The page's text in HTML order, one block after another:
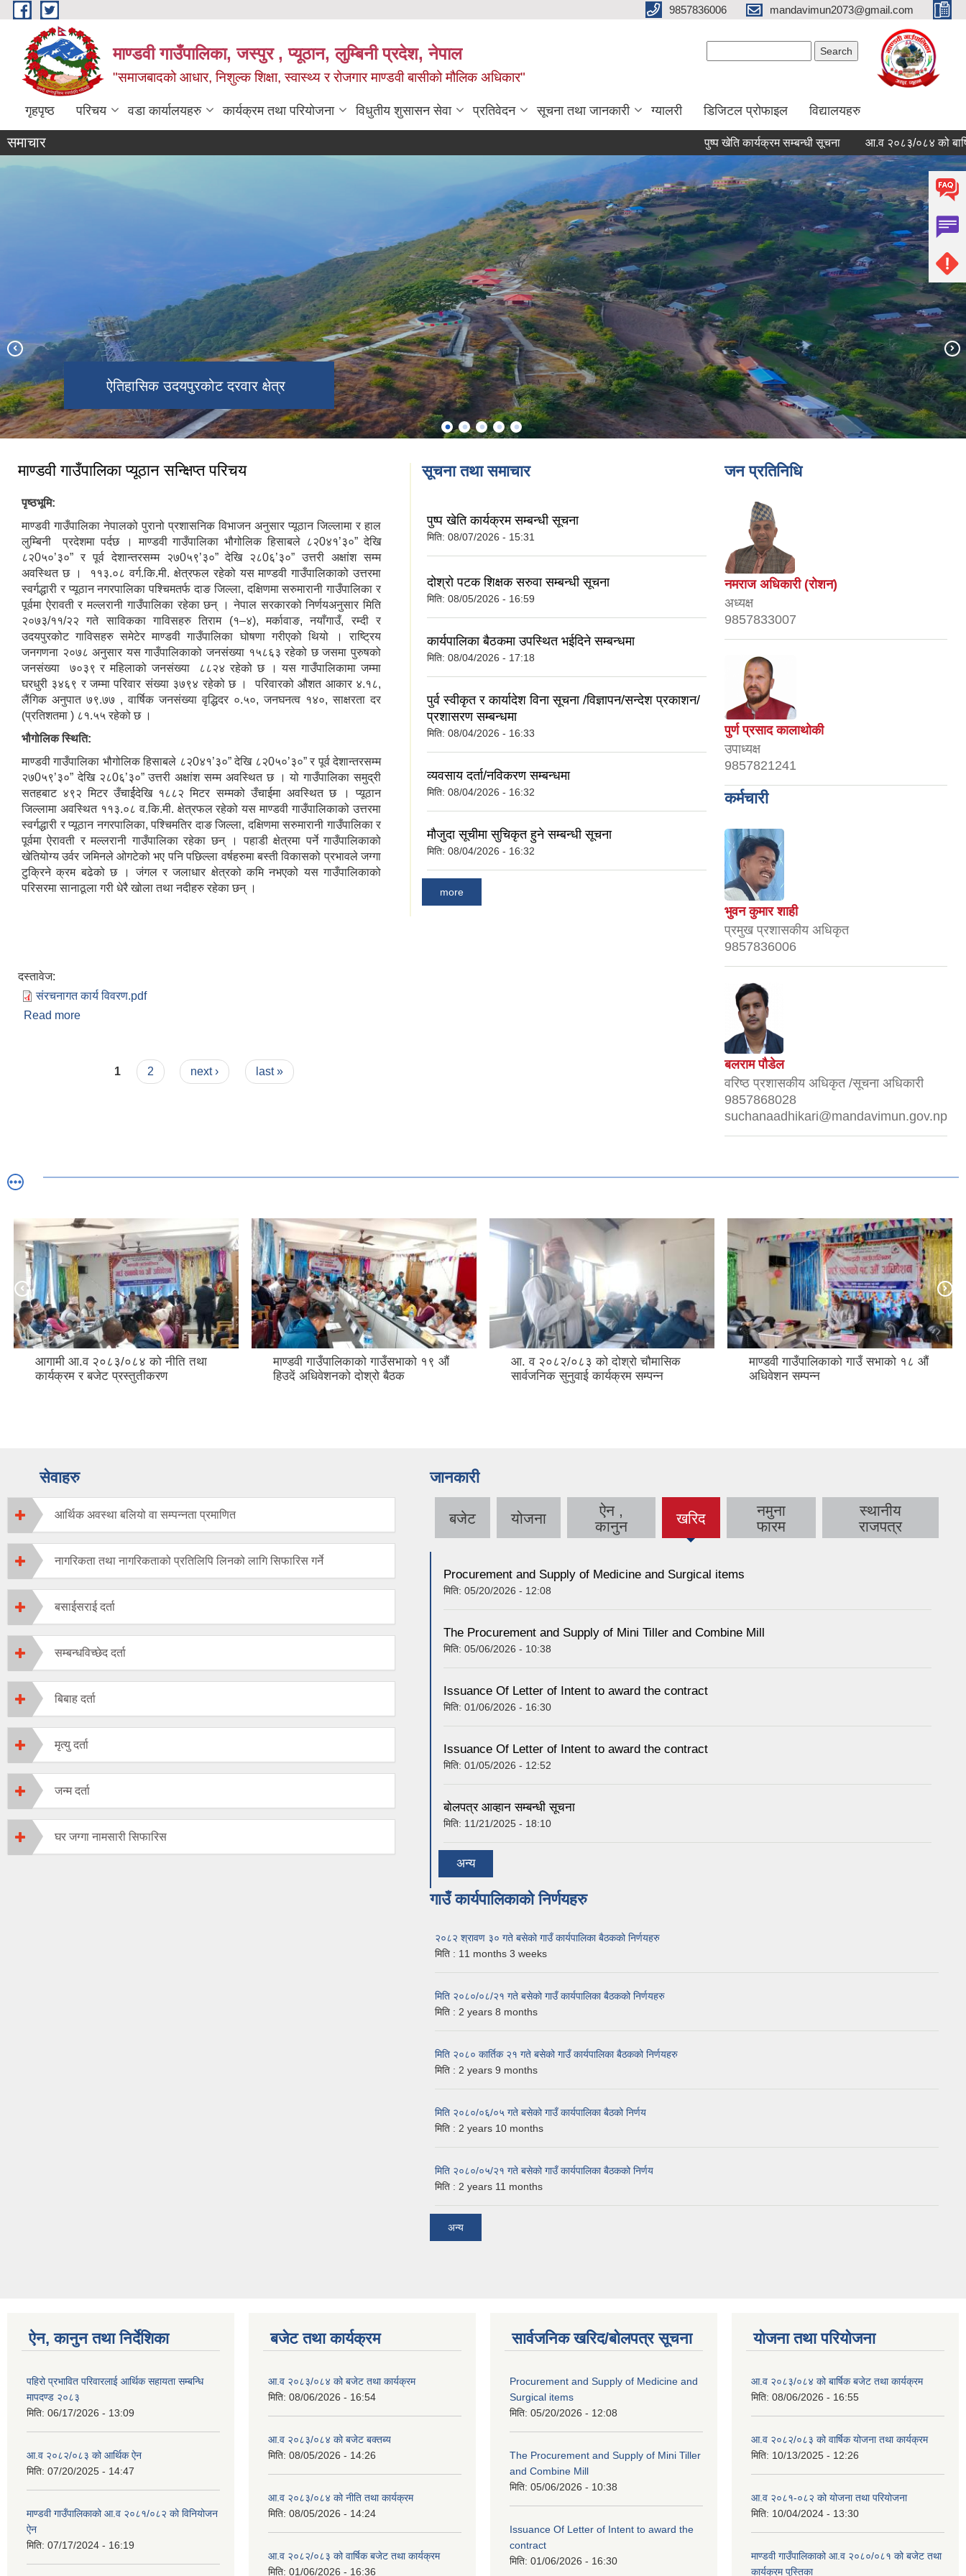
Skip to main content 9857836006 mandavimun2073@gmail.com
माण्डवी गाउँपालिका, जस्पुर , प्यूठान, लुम्बिनी प्रदेश, नेपाल
"समाजबादको आधार, निशुल्क शिक्षा, स्वास्थ्य र रोजगार माण्डवी बासीको मौलिक अधिकार"
गृहपृष्ठ परिचय वडा कार्यालयहरु कार्यक्रम तथा परियोजना विधुतीय शुसासन सेवा प्रतिवेदन सूचना तथा जानकारी ग्यालरी डिजिटल प्रोफाइल विद्यालयहरु
समाचार पुष्प खेति कार्यक्रम सम्बन्धी सूचना आ.व २०८३/०८४ को बार्षिक
ऐतिहासिक उदयपुरकोट दरवार क्षेत्र
स्थानीय तह सदस्य निर्वाचन २०७९ मा
नवनिर्वाचित जनप्रतिनिधि
मार्सीबाङ्ग खेलकुद मैदान
ऐतिहासिक उदयपुरकोट दरवार क्षेत्र
बंगलाचुली ठुलिलेख पर्यटकीय क्षेत्र
माण्डवी गाउँपालिका प्यूठान सन्क्षिप्त परिचय
पृष्ठभूमि:
माण्डवी गाउँपालिका नेपालको पुरानो प्रशासनिक विभाजन अनुसार प्यूठान जिल्लामा र हाल
लुम्बिनी प्रदेशमा पर्दछ । माण्डवी गाउँपालिका भौगोलिक हिसाबले ८२0४१’३०” देखि
८२0५०’३०” र पूर्व देशान्तरसम्म २७0५९’३०” देखि २८0६’३०” उत्तरी अक्षांश सम्म
अवस्थित छ । ११३.०८ वर्ग.कि.मी. क्षेत्रफल रहेको यस माण्डवी गाउँपालिकाको उत्तरमा
स्वर्गद्धारी र प्यूठान नगरपालिका पश्चिमतर्फ दाङ जिल्ला, दक्षिणमा सरुमारानी गाउँपालिका र
पूर्वमा ऐरावती र मल्लरानी गाउँपालिका रहेका छन् । नेपाल सरकारको निर्णयअनुसार मिति
२०७३/११/२२ गते साविकका गाविसहरु तिराम (१–४), मर्कावाङ, नयाँगाउँ, रम्दी र
उदयपुरकोट गाविसहरु समेटेर माण्डवी गाउँपालिका घोषणा गरीएको थियो । राष्ट्रिय
जनगणना २०७८ अनुसार यस गाउँपालिकाको जनसंख्या १५८६३ रहेको छ जसमा पुरुषको
जनसंख्या ७०३९ र महिलाको जनसंख्या ८८२४ रहेको छ । यस गाउँपालिकामा जम्मा
घरधुरी ३४६९ र जम्मा परिवार संख्या ३७९४ रहेको छ । परिवारको औशत आकार ४.१८,
लैंगिक अनुपात ७९.७७ , वार्षिक जनसंख्या वृद्धिदर ०.५०, जनघनत्व १४०, साक्षरता दर
(प्रतिशतमा ) ८१.५५ रहेको छ ।
भौगोलिक स्थिति:
माण्डवी गाउँपालिका भौगोलिक हिसाबले ८२0४१’३०” देखि ८२0५०’३०” र पूर्व देशान्तरसम्म
२७0५९’३०” देखि २८0६’३०” उत्तरी अक्षांश सम्म अवस्थित छ । यो गाउँपालिका समुद्री
सतहबाट ४९२ मिटर उँचार्ईदेखि १८८२ मिटर सम्मको उँचाईमा अवस्थित छ । प्यूठान
जिल्लामा अवस्थित ११३.०८ व.कि.मी. क्षेत्रफल रहेको यस माण्डवी गाउँपालिकाको उत्तरमा
स्वर्गद्धारी र प्यूठान नगरपालिका, पश्चिमतिर दाङ जिल्ला, दक्षिणमा सरुमारानी गाउँपालिका र
पूर्वमा ऐरावती र मल्लरानी गाउँपालिका रहेका छन् । पहाडी क्षेत्रमा पर्ने गाउँपालिकाको
खेतियोग्य उर्वर जमिनले ओगटेको भए पनि पछिल्ला वर्षहरुमा बस्ती विकासको प्रभावले जग्गा
टुक्रिने क्रम बढेको छ । जंगल र जलाधार क्षेत्रको कमि नभएको यस गाउँपालिकाको
परिसरमा सानाठूला गरी धेरै खोला तथा नदीहरु रहेका छन् ।
दस्तावेज:
संरचनागत कार्य विवरण.pdf
Read more
1 2 next › last »
सूचना तथा समाचार
पुष्प खेति कार्यक्रम सम्बन्धी सूचना
मिति: 08/07/2026 - 15:31
दोश्रो पटक शिक्षक सरुवा सम्बन्धी सूचना
मिति: 08/05/2026 - 16:59
कार्यपालिका बैठकमा उपस्थित भईदिने सम्बन्धमा
मिति: 08/04/2026 - 17:18
पुर्व स्वीकृत र कार्यादेश विना सूचना /विज्ञापन/सन्देश प्रकाशन/
प्रशासरण सम्बन्धमा
मिति: 08/04/2026 - 16:33
व्यवसाय दर्ता/नविकरण सम्बन्धमा
मिति: 08/04/2026 - 16:32
मौजुदा सूचीमा सुचिकृत हुने सम्बन्धी सूचना
मिति: 08/04/2026 - 16:32
more
जन प्रतिनिधि
नमराज अधिकारी (रोशन)
अध्यक्ष
9857833007
पुर्ण प्रसाद कालाथोकी
उपाध्यक्ष
9857821241
कर्मचारी
भुवन कुमार शाही
प्रमुख प्रशासकीय अधिकृत
9857836006
बलराम पौडेल
वरिष्ठ प्रशासकीय अधिकृत /सूचना अधिकारी
9857868028
suchanaadhikari@mandavimun.gov.np
आगामी आ.व २०८३/०८४ को नीति तथा
कार्यक्रम र बजेट प्रस्तुतीकरण
माण्डवी गाउँपालिकाको गाउँसभाको १९ औं
हिउदें अधिवेशनको दोश्रो बैठक
आ. व २०८२/०८३ को दोश्रो चौमासिक
सार्वजनिक सुनुवाई कार्यक्रम सम्पन्न
माण्डवी गाउँपालिकाको गाउँ सभाको १८ औं
अधिवेशन सम्पन्न
सेवाहरु
आर्थिक अवस्था बलियो वा सम्पन्नता प्रमाणित
नागरिकता तथा नागरिकताको प्रतिलिपि लिनको लागि सिफारिस गर्ने
बसाईसराई दर्ता
सम्बन्धविच्छेद दर्ता
बिबाह दर्ता
मृत्यु दर्ता
जन्म दर्ता
घर जग्गा नामसारी सिफारिस
जानकारी
बजेट योजना
ऐन ,
कानुन
खरिद
(active
tab)
नमुना
फारम
स्थानीय
राजपत्र
Procurement and Supply of Medicine and Surgical items
मिति: 05/20/2026 - 12:08
The Procurement and Supply of Mini Tiller and Combine Mill
मिति: 05/06/2026 - 10:38
Issuance Of Letter of Intent to award the contract
मिति: 01/06/2026 - 16:30
Issuance Of Letter of Intent to award the contract
मिति: 01/05/2026 - 12:52
बोलपत्र आव्हान सम्बन्धी सूचना
मिति: 11/21/2025 - 18:10
अन्य
गाउँ कार्यपालिकाको निर्णयहरु
२०८२ श्रावण ३० गते बसेको गाउँ कार्यपालिका बैठकको निर्णयहरु
मिति : 11 months 3 weeks
मिति २०८०/०८/२१ गते बसेको गाउँ कार्यपालिका बैठकको निर्णयहरु
मिति : 2 years 8 months
मिति २०८० कार्तिक २१ गते बसेको गाउँ कार्यपालिका बैठकको निर्णयहरु
मिति : 2 years 9 months
मिति २०८०/०६/०५ गते बसेको गाउँ कार्यपालिका बैठको निर्णय
मिति : 2 years 10 months
मिति २०८०/०५/२१ गते बसेको गाउँ कार्यपालिका बैठकको निर्णय
मिति : 2 years 11 months
अन्य
ऐन, कानुन तथा निर्देशिका
पहिरो प्रभावित परिवारलाई आर्थिक सहायता सम्बन्धि
मापदण्ड २०८३
मिति: 06/17/2026 - 13:09
आ.व २०८२/०८३ को आर्थिक ऐन
मिति: 07/20/2025 - 14:47
माण्डवी गाउँपालिकाको आ.व २०८१/०८२ को विनियोजन
ऐन
मिति: 07/17/2024 - 16:19
बजेट तथा कार्यक्रम
आ.व २०८३/०८४ को बजेट तथा कार्यक्रम
मिति: 08/06/2026 - 16:54
आ.व २०८३/०८४ को बजेट बक्तब्य
मिति: 08/05/2026 - 14:26
आ.व २०८३/०८४ को नीति तथा कार्यक्रम
मिति: 08/05/2026 - 14:24
आ.व २०८२/०८३ को वार्षिक बजेट तथा कार्यक्रम
मिति: 01/06/2026 - 16:36
सार्वजनिक खरिद/बोलपत्र सूचना
Procurement and Supply of Medicine and
Surgical items
मिति: 05/20/2026 - 12:08
The Procurement and Supply of Mini Tiller
and Combine Mill
मिति: 05/06/2026 - 10:38
Issuance Of Letter of Intent to award the
contract
मिति: 01/06/2026 - 16:30
योजना तथा परियोजना
आ.व २०८३/०८४ को बार्षिक बजेट तथा कार्यक्रम
मिति: 08/06/2026 - 16:55
आ.व २०८२/०८३ को वार्षिक योजना तथा कार्यक्रम
मिति: 10/13/2025 - 12:26
आ.व २०८१-०८२ को योजना तथा परियोजना
मिति: 10/04/2024 - 13:30
माण्डवी गाउँपालिकाको आ.व २०८०/०८१ को बजेट तथा
कार्यक्रम पुस्तिका